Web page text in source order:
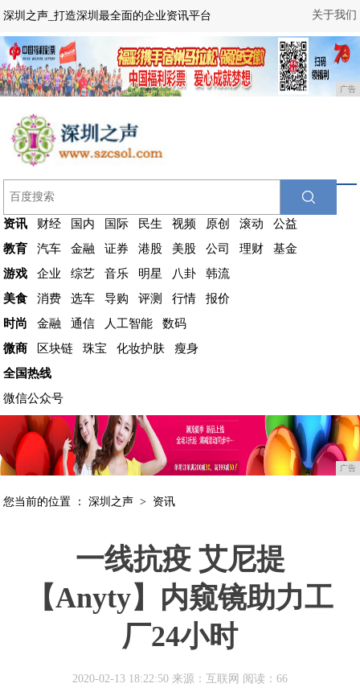
关于我们
深圳之声_打造深圳最全面的企业资讯平台
广告
资讯 财经 国内 国际 民生 视频 原创 滚动
公益
教育
汽车 金融 证券 港股 美股 公司 理财
基金
游戏
企业 综艺 音乐 明星 八卦
韩流
美食
消费 选车 导购 评测 行情
报价
时尚
金融 通信 人工智能
数码
微商
区块链 珠宝 化妆护肤
瘦身
全国热线
微信公众号
广告
您当前的位置 ：深圳之声 > 资讯
一线抗疫 艾尼提
【Anyty】内窥镜助力工
厂24小时
2020-02-13 18:22:50 来源：互联网 阅读：66